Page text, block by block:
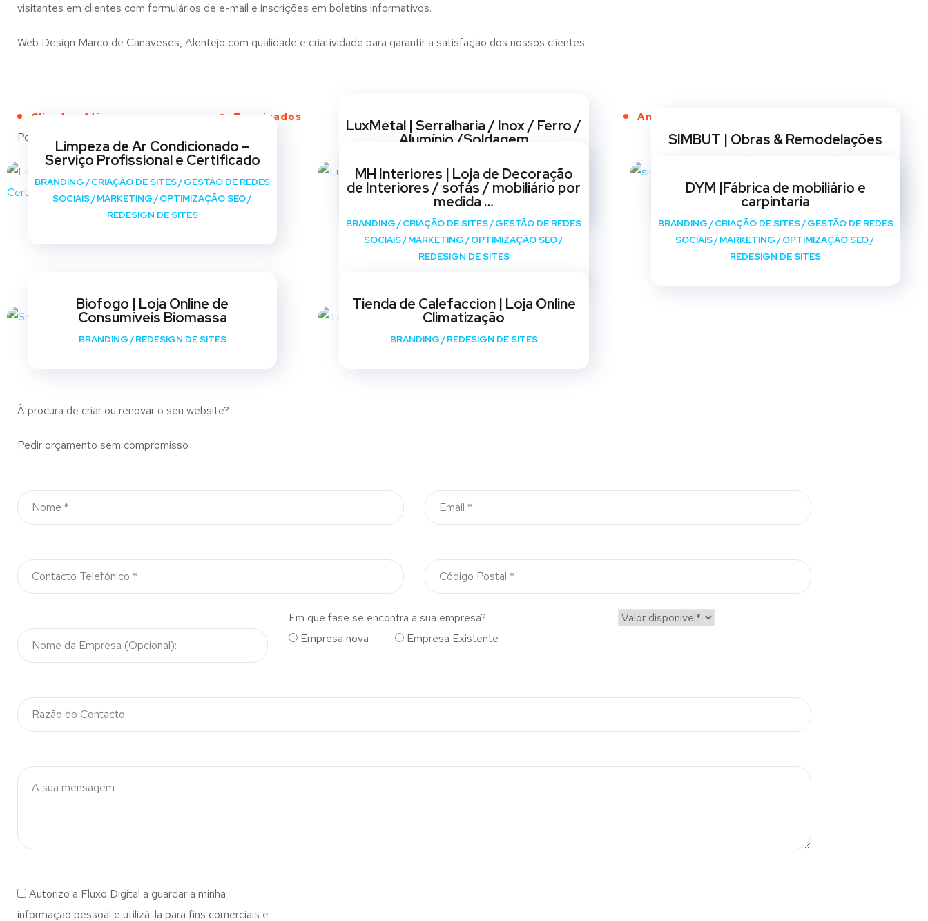
visitantes em clientes com formulários de e-mail e inscrições em boletins informativos.
Web Design Marco de Canaveses, Alentejo com qualidade e criatividade para garantir a satisfação dos nossos clientes.
Clientes Ativos Terminados Anos de Serviço
Portfólio
Limpeza de Ar Condicionado –
Serviço Profissional e Certificado
BRANDING/CRIAÇÃO DE SITES/GESTÃO DE REDES
SOCIAIS/MARKETING/OPTIMIZAÇÃO SEO/
REDESIGN DE SITES
LuxMetal | Serralharia / Inox / Ferro /
Alumínio /Soldagem
SOCIAIS/ MARKETING/OPTIMIZAÇÃO SEO/
REDESIGN DE SITES
SIMBUT | Obras & Remodelações
REDESIGN DE SITES
MH Interiores | Loja de Decoração
de Interiores / sofás / mobiliário por
medida …
BRANDING /CRIAÇÃO DE SITES/GESTÃO DE REDES
SOCIAIS/MARKETING/OPTIMIZAÇÃO SEO/
REDESIGN DE SITES
DYM |Fábrica de mobiliário e
carpintaria
BRANDING/CRIAÇÃO DE SITES/GESTÃO DE REDES
SOCIAIS/MARKETING/OPTIMIZAÇÃO SEO/
REDESIGN DE SITES
Biofogo | Loja Online de
Consumíveis Biomassa
BRANDING/REDESIGN DE SITES
Tienda de Calefaccion | Loja Online
Climatização
BRANDING/REDESIGN DE SITES
À procura de criar ou renovar o seu website?
Pedir orçamento sem compromisso
Em que fase se encontra a sua empresa?
Empresa nova
Empresa Existente
Autorizo a Fluxo Digital a guardar a minha
informação pessoal e utilizá-la para fins comerciais e